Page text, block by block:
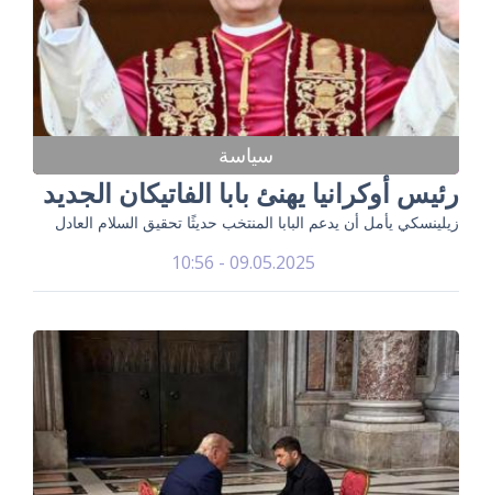
سياسة
رئيس أوكرانيا يهنئ بابا الفاتيكان الجديد
زيلينسكي يأمل أن يدعم البابا المنتخب حديثًا تحقيق السلام العادل
09.05.2025 - 10:56